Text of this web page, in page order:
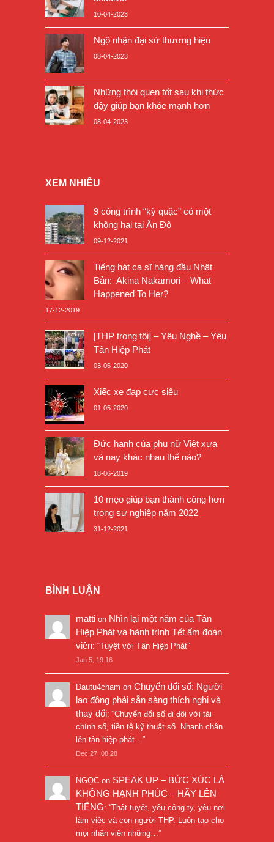
10-04-2023
Ngộ nhận đại sứ thương hiệu
08-04-2023
Những thói quen tốt sau khi thức
dậy giúp bạn khỏe mạnh hơn
08-04-2023
XEM NHIỀU
9 công trình “kỳ quặc” có một
không hai tại Ấn Độ
09-12-2021
Tiếng hát ca sĩ hàng đầu Nhật
Bản: Akina Nakamori – What
Happened To Her?
17-12-2019
[THP trong tôi] – Yêu Nghề – Yêu
Tân Hiệp Phát
03-06-2020
Xiếc xe đạp cực siêu
01-05-2020
Đức hạnh của phụ nữ Việt xưa
và nay khác nhau thế nào?
18-06-2019
10 mẹo giúp bạn thành công hơn
trong sự nghiệp năm 2022
31-12-2021
BÌNH LUẬN
matti on Nhìn lại một năm của Tân
Hiệp Phát và hành trình Tết ấm đoàn
viên: “Tuyệt vời Tân Hiệp Phát”
Jan 5, 19:16
Dautu4cham on Chuyển đổi số: Người
lao động phải sẵn sàng thích nghi và
thay đổi: “Chuyển đổi số đi đôi với tài
chính số, tiền tệ kỹ thuật số. Nhanh chân
lên tân hiệp phát…”
Dec 27, 08:28
NGỌC on SPEAK UP – BỨC XÚC LÀ
KHÔNG HẠNH PHÚC – HÃY LÊN
TIẾNG: “Thật tuyệt, yêu công ty, yêu nơi
làm việc và con người THP. Luôn tạo cho
mọi nhân viên những…”